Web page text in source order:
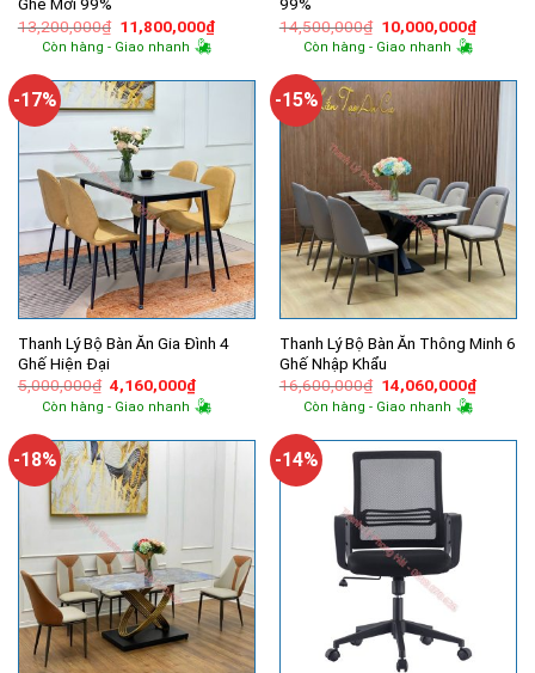
Ghế Mới 99%
13,200,000₫ Giá
gốc
là:
11,800,000₫Giá
hiện
11,800,000₫.
Còn hàng - Giao nhanh
99%
14,500,000₫ Giá
gốc
là:
10,000,000₫Giá
hiện
Còn hàng - Giao nhanh
-17%
Thanh Lý Bộ Bàn Ăn Gia Đình 4
Ghế Hiện Đại
5,000,000₫ Giá
gốc
là:
4,160,000₫Giá
hiện
tại
4,160,000₫.
Còn hàng - Giao nhanh
-15%
Thanh Lý Bộ Bàn Ăn Thông Minh 6
Ghế Nhập Khẩu
16,600,000₫ Giá
gốc
là:
14,060,000₫Giá
hiện
Còn hàng - Giao nhanh
-18% -14%